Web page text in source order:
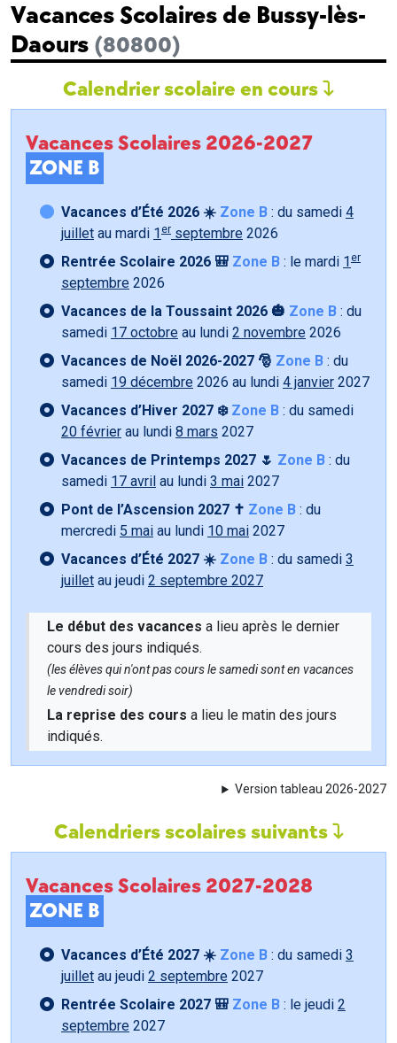
Vacances Scolaires de Bussy-lès-
Daours (80800)
Calendrier scolaire en cours
Vacances Scolaires 2026-2027
ZONE B
Vacances d’Été 2026 ☀️ Zone B : du samedi 4
juillet au mardi 1 er septembre 2026
Rentrée Scolaire 2026 🎒 Zone B : le mardi 1 er
septembre 2026
Vacances de la Toussaint 2026 🎃 Zone B : du
samedi 17 octobre au lundi 2 novembre 2026
Vacances de Noël 2026-2027 🎅 Zone B : du
samedi 19 décembre 2026 au lundi 4 janvier 2027
Vacances d’Hiver 2027 ❄️ Zone B : du samedi
20 février au lundi 8 mars 2027
Vacances de Printemps 2027 🌷 Zone B : du
samedi 17 avril au lundi 3 mai 2027
Pont de l’Ascension 2027 ✝️ Zone B : du
mercredi 5 mai au lundi 10 mai 2027
Vacances d’Été 2027 ☀️ Zone B : du samedi 3
juillet au jeudi 2 septembre 2027
Le début des vacances a lieu après le dernier
cours des jours indiqués.
(les élèves qui n'ont pas cours le samedi sont en vacances
le vendredi soir)
La reprise des cours a lieu le matin des jours
indiqués.
Version tableau 2026-2027
Calendriers scolaires suivants
Vacances Scolaires 2027-2028
ZONE B
Vacances d’Été 2027 ☀️ Zone B : du samedi 3
juillet au jeudi 2 septembre 2027
Rentrée Scolaire 2027 🎒 Zone B : le jeudi 2
septembre 2027